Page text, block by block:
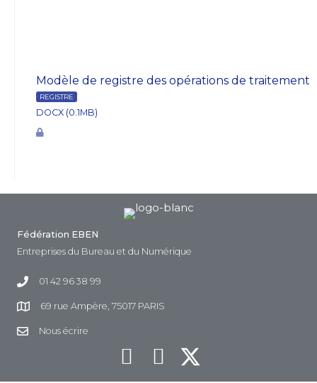
Modèle de registre des opérations de traitement
REGISTRE
DOCX (0.1MB)
Fédération EBEN
Entreprises du Bureau et du Numérique
01 42 96 38 99
69 rue Ampère, 75017 PARIS
Nous écrire